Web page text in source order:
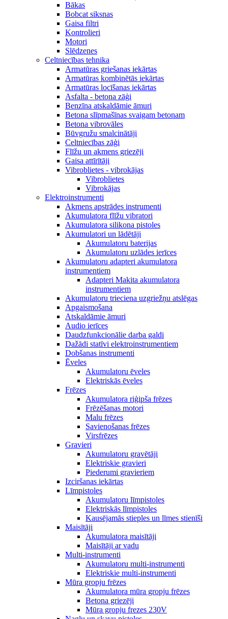
Bākas
Bobcat siksnas
Gaisa filtri
Kontrolieri
Motori
Slēdzenes
Celtniecības tehnika
Armatūras griešanas iekārtas
Armatūras kombinētās iekārtas
Armatūras locīšanas iekārtas
Asfalta - betona zāģi
Benzīna atskaldāmie āmuri
Betona slīpmašīnas svaigam betonam
Betona vibrovāles
Būvgružu smalcinātāji
Celtniecības zāģi
Flīžu un akmens griezēji
Gaisa attīrītāji
Vibroblietes - vibrokājas
Vibroblietes
Vibrokājas
Elektroinstrumenti
Akmens apstrādes instrumenti
Akumulatora flīžu vibratori
Akumulatora silikona pistoles
Akumulatori un lādētāji
Akumulatoru baterijas
Akumulatoru uzlādes ierīces
Akumulatoru adapteri akumulatora
instrumentiem
Adapteri Makita akumulatora
instrumentiem
Akumulatoru trieciena uzgriežņu atslēgas
Apgaismošana
Atskaldāmie āmuri
Audio ierīces
Daudzfunkcionālie darba galdi
Dažādi statīvi elektroinstrumentiem
Dobšanas instrumenti
Ēveles
Akumulatoru ēveles
Elektriskās ēveles
Frēzes
Akumulatora riģipša frēzes
Frēzēšanas motori
Malu frēzes
Savienošanas frēzes
Virsfrēzes
Gravieri
Akumulatoru gravētāji
Elektriskie gravieri
Piederumi gravieriem
Izciršanas iekārtas
Līmpistoles
Akumulatoru līmpistoles
Elektriskās līmpistoles
Kausējamās stieples un līmes stienīši
Maisītāji
Akumulatora maisītāji
Maisītāji ar vadu
Multi-instrumenti
Akumulatoru multi-instrumenti
Elektriskie multi-instrumenti
Mūra gropju frēzes
Akumulatora mūra gropju frēzes
Betona griezēji
Mūra gropju frezes 230V